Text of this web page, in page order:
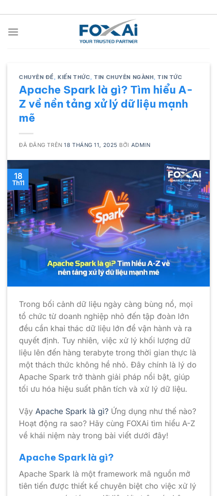
đến
nội
CHUYÊN ĐỀ,KIẾN THỨC,TIN CHUYÊN NGÀNH,TIN TỨC
Apache Spark là gì? Tìm hiểu A-
Z về nền tảng xử lý dữ liệu mạnh
mẽ
ĐÃ ĐĂNG TRÊN18 THÁNG 11, 2025 BỞI ADMIN
18
Th11
Trong bối cảnh dữ liệu ngày càng bùng nổ, mọi
tổ chức từ doanh nghiệp nhỏ đến tập đoàn lớn
đều cần khai thác dữ liệu lớn để vận hành và ra
quyết định. Tuy nhiên, việc xử lý khối lượng dữ
liệu lên đến hàng terabyte trong thời gian thực là
một thách thức không hề nhỏ. Đây chính là lý do
Apache Spark trở thành giải pháp nổi bật, giúp
tối ưu hóa hiệu suất phân tích và xử lý dữ liệu.
Vậy Apache Spark là gì? Ứng dụng như thế nào?
Hoạt động ra sao? Hãy cùng FOXAi tìm hiểu A-Z
về khái niệm này trong bài viết dưới đây!
Apache Spark là gì?
Apache Spark là một framework mã nguồn mở
tiên tiến được thiết kế chuyên biệt cho việc xử lý